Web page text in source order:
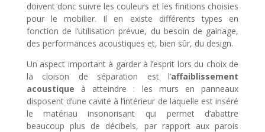
doivent donc suivre les couleurs et les finitions choisies
pour le mobilier. Il en existe différents types en
fonction de l’utilisation prévue, du besoin de gainage,
des performances acoustiques et, bien sûr, du design.
Un aspect important à garder à l’esprit lors du choix de
la cloison de séparation est l’affaiblissement
acoustique à atteindre : les murs en panneaux
disposent d’une cavité à l’intérieur de laquelle est inséré
le matériau insonorisant qui permet d’abattre
beaucoup plus de décibels, par rapport aux parois